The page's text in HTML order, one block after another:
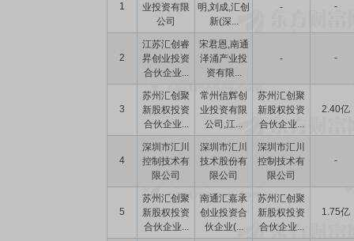
1
业投资有限
公司
明,刘成,汇创
新(深...
- -
2
江苏汇创睿
昇创业投资
合伙企业...
宋君恩,南通
泽涌产业投
资有限...
- -
3
苏州汇创聚
新股权投资
合伙企业...
常州信辉创
业投资有限
公司,江...
苏州汇创聚
新股权投资
合伙企业...
2.40亿
4
深圳市汇川
控制技术有
限公司
深圳市汇川
技术股份有
限公司
深圳市汇川
控制技术有
限公司
-
5
苏州汇创聚
新股权投资
合伙企业...
南通汇嘉承
创业投资合
伙企业(...
苏州汇创聚
新股权投资
合伙企业...
1.75亿